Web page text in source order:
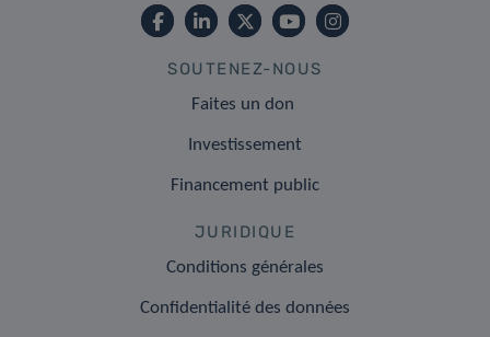
SOUTENEZ-NOUS
Faites un don
Investissement
Financement public
JURIDIQUE
Conditions générales
Confidentialité des données